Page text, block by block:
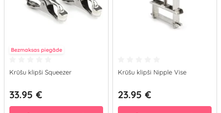
Bezmaksas piegāde
Krūšu klipši Squeezer
33.95 €
Krūšu klipši Nipple Vise
23.95 €